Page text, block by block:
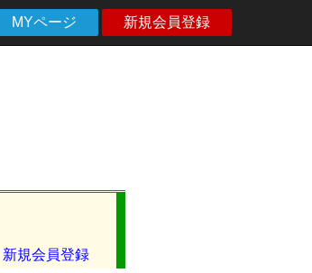
MYページ 新規会員登録
新規会員登録